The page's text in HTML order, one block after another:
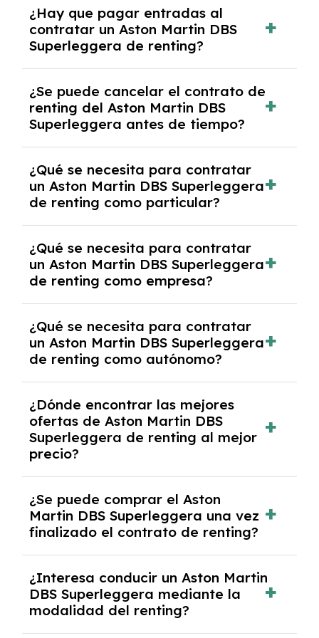
Martin DBS Superleggera con el seguro a
todo riesgo sin franquicia incluido dentro de
las cuotas mensuales.
¿Hay que pagar entradas al
contratar un Aston Martin DBS
Superleggera de renting?
tendrás que pagar ningún tipo de entrada
salvo en casos que lo exija el proveedor
debido al resultado del estudio de viabilidad
económica.
¿Se puede cancelar el contrato de
renting del Aston Martin DBS
Superleggera antes de tiempo?
pero puede haber penalizaciones por
cancelación anticipada. Es importante revisar
las condiciones del contrato y hablar con un
experto que te asesore.
¿Qué se necesita para contratar
un Aston Martin DBS Superleggera
de renting como particular?
y, en algunos casos, una consulta de solvencia
crediticia y un pago inicial.
¿Qué se necesita para contratar
un Aston Martin DBS Superleggera
de renting como empresa?
documentación financiera y, en algunos
casos, un informe de solvencia de la empresa
y un pago inicial.
¿Qué se necesita para contratar
un Aston Martin DBS Superleggera
de renting como autónomo?
autónomos, justificante de ingresos y, en
algunos casos, un informe fiscal y un pago
inicial.
¿Dónde encontrar las mejores
ofertas de Aston Martin DBS
Superleggera de renting al mejor
precio?
mejores ofertas de vehículos de renting con
todos los gastos incluidos y sin pagar
entradas.
¿Se puede comprar el Aston
Martin DBS Superleggera una vez
finalizado el contrato de renting?
renting se puede adquirir el coche. En este
caso tendrán que analizar los años, la
cantidad de kilómetros recorridos y el coste
del mercado actual.
¿Interesa conducir un Aston Martin
DBS Superleggera mediante la
modalidad del renting?